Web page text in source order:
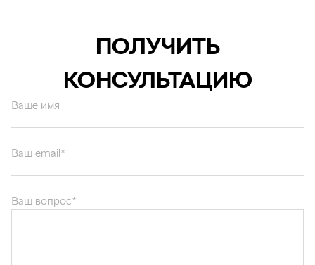
ПОЛУЧИТЬ
КОНСУЛЬТАЦИЮ
Ваше имя
персональных данных